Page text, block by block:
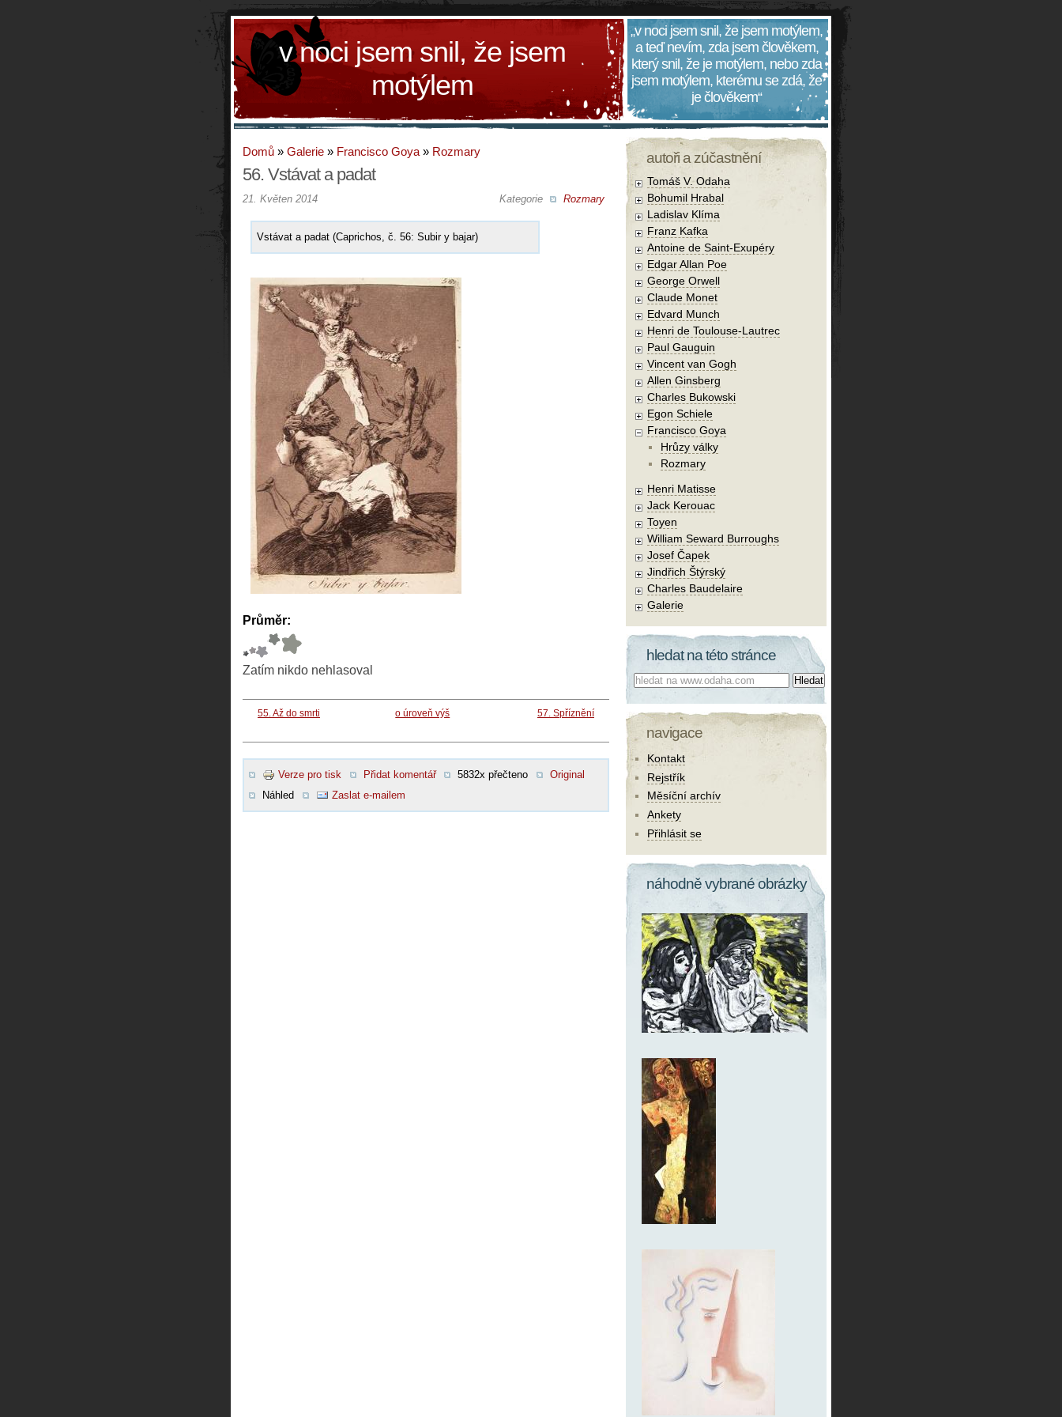
v noci jsem snil, že jsem
motýlem
„v noci jsem snil, že jsem motýlem,
a teď nevím, zda jsem člověkem,
který snil, že je motýlem, nebo zda
jsem motýlem, kterému se zdá, že
je člověkem“
Domů » Galerie » Francisco Goya » Rozmary
56. Vstávat a padat
Kategorie Rozmary
21. Květen 2014
Vstávat a padat (Caprichos, č. 56: Subir y bajar)
Průměr:
Zatím nikdo nehlasoval
55. Až do smrti o úroveň výš 57. Spříznění
Verze pro tisk Přidat komentář 5832x přečteno
Original
Náhled
Zaslat e-mailem
autoři a zúčastnění
Tomáš V. Odaha
Bohumil Hrabal
Ladislav Klíma
Franz Kafka
Antoine de Saint-Exupéry
Edgar Allan Poe
George Orwell
Claude Monet
Edvard Munch
Henri de Toulouse-Lautrec
Paul Gauguin
Vincent van Gogh
Allen Ginsberg
Charles Bukowski
Egon Schiele
Francisco Goya
Hrůzy války
Rozmary
Henri Matisse
Jack Kerouac
Toyen
William Seward Burroughs
Josef Čapek
Jindřich Štýrský
Charles Baudelaire
Galerie
hledat na této stránce
Co hledat:
navigace
Kontakt
Rejstřík
Měsíční archív
Ankety
Přihlásit se
náhodně vybrané obrázky